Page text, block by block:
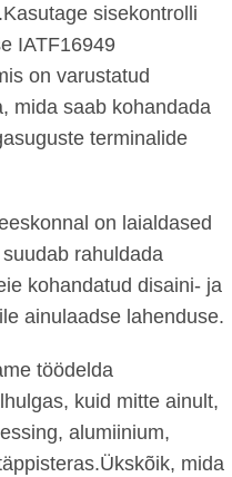
sisekontrolli
IATF16949
on varustatud
mida saab kohandada
terminalide
on laialdased
rahuldada
kohandatud disaini- ja
ainulaadse lahenduse.
töödelda
kuid mitte ainult,
alumiinium,
mida